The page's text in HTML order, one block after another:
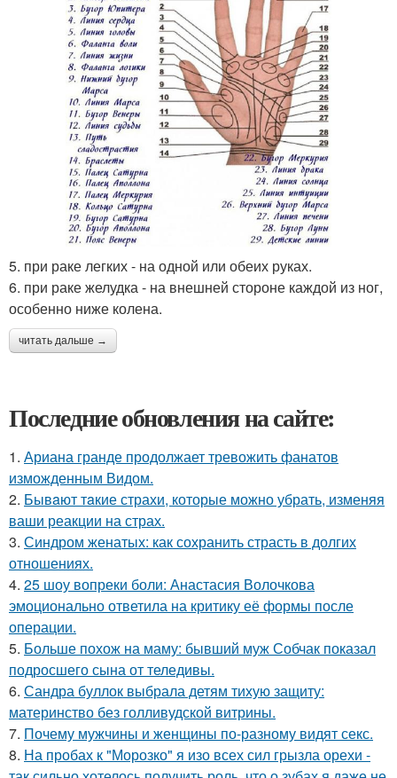
5. при раке легких - на одной или обеих руках.
6. при раке желудка - на внешней стороне каждой из ног,
особенно ниже колена.
читать дальше →
Последние обновления на сайте:
1. Ариана гранде продолжает тревожить фанатов
изможденным Видом.
2. Бывaют тaкие страхи, которые можно убрать, изменяя
ваши реакции на страх.
3. Синдром женатых: как сохранить страсть в долгих
отношениях.
4. 25 шоу вопреки боли: Анастасия Волочкова
эмоционально ответила на критику её формы после
операции.
5. Больше похож на маму: бывший муж Собчак показал
подросшего сына от теледивы.
6. Сандра буллок выбрала детям тихую защиту:
материнство без голливудской витрины.
7. Почему мужчины и женщины по-разному видят секс.
8. На пробах к "Морозко" я изо всех сил грызла орехи -